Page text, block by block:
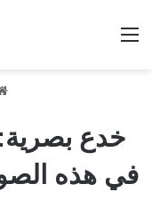
خدع
في هذه